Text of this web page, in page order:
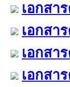
เอกสา
เอกสา
เอกสา
เอกสา